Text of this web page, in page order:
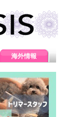
海外情報